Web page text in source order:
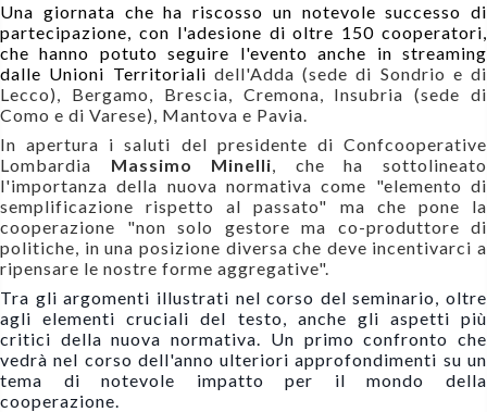
Una giornata che ha riscosso un notevole successo di
partecipazione, con l'adesione di oltre 150 cooperatori,
che hanno potuto seguire l'evento anche in streaming
dalle Unioni Territoriali dell'Adda (sede di Sondrio e di
Lecco), Bergamo, Brescia, Cremona, Insubria (sede di
Como e di Varese), Mantova e Pavia.
In apertura i saluti del presidente di Confcooperative
Lombardia Massimo Minelli, che ha sottolineato
l'importanza della nuova normativa come "elemento di
semplificazione rispetto al passato" ma che pone la
cooperazione "non solo gestore ma co-produttore di
politiche, in una posizione diversa che deve incentivarci a
ripensare le nostre forme aggregative".
Tra gli argomenti illustrati nel corso del seminario, oltre
agli elementi cruciali del testo, anche gli aspetti più
critici della nuova normativa. Un primo confronto che
vedrà nel corso dell'anno ulteriori approfondimenti su un
tema di notevole impatto per il mondo della
cooperazione.